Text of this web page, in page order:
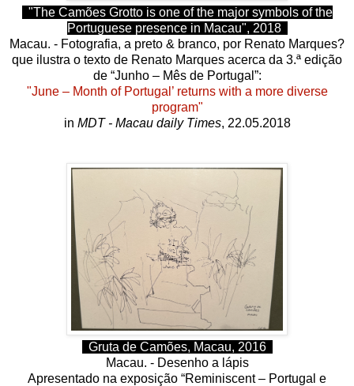
"The Camões Grotto is one of the major symbols of the
Portuguese presence in Macau", 2018
Macau. - Fotografia, a preto & branco, por Renato Marques?
que ilustra o texto de Renato Marques acerca da 3.ª edição
de“Junho – Mês de Portugal”:
"June – Month of Portugal’ returns with a more diverse
program"
in MDT - Macau daily Times, 22.05.2018
Gruta de Camões, Macau, 2016
Macau. - Desenho a lápis
Apresentado na exposição “Reminiscent – Portugal e